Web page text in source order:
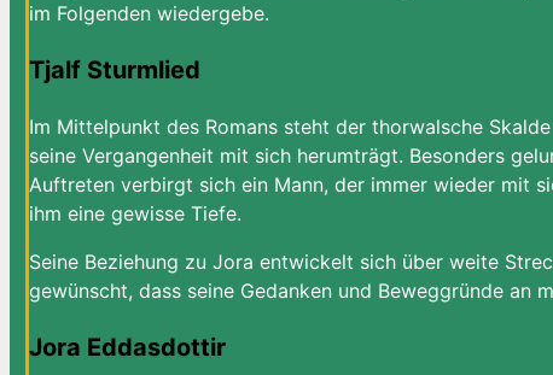
im Folgenden wiedergebe.
Tjalf Sturmlied
Im Mittelpunkt des Romans steht der thorwalsche
seine Vergangenheit mit sich herumträgt. Besonders
Auftreten verbirgt sich ein Mann, der immer wieder mit
ihm eine gewisse Tiefe.
Seine Beziehung zu Jora entwickelt sich über weite
gewünscht, dass seine Gedanken und Beweggründe an
Jora Eddasdottir